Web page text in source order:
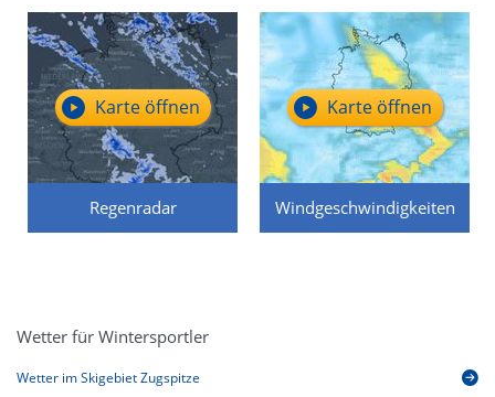
Regenradar
Karte öffnen
Windgeschwindigkeiten
Karte öffnen
Wetter für Wintersportler
Wetter im Skigebiet Zugspitze